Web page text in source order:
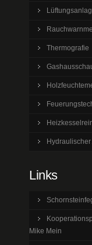
Thermografie
Links
Mike Mein